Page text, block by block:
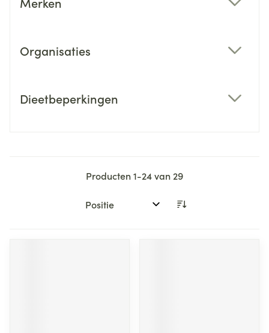
Organisaties
Dieetbeperkingen
Producten1-24van 29
Sorteer op: